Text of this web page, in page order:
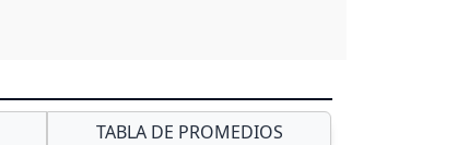
TABLA DE PROMEDIOS